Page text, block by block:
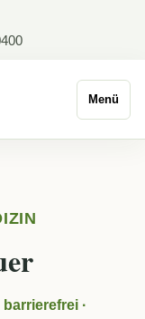
Menü
·